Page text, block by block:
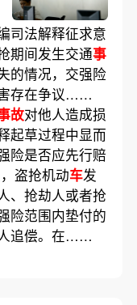
司法解释征求意
期间发生交通事
的情况，交强险
存在争议……
故对他人造成损
起草过程中显而
险是否应先行赔
盗抢机动车发
、抢劫人或者抢
险范围内垫付的
追偿。在……